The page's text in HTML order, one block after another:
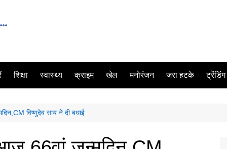
शिक्षा स्वास्थ्य क्राइम खेल मनोरंजन जरा हटके
विष्णुदेव साय ने दी बधाई